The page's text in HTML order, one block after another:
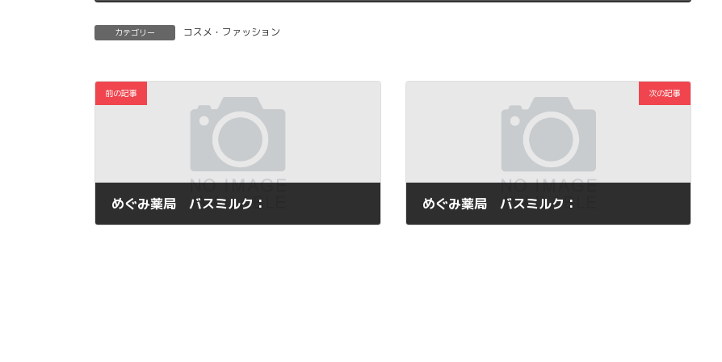
カテゴリー コスメ・ファッション
前の記事
めぐみ薬局 バスミルク：
次の記事
めぐみ薬局 バスミルク：